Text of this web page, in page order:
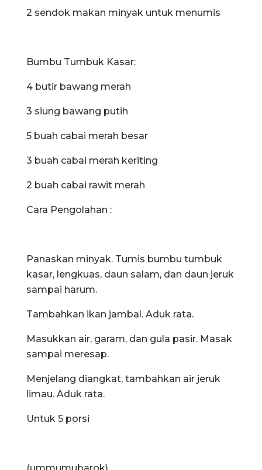
2 sendok makan minyak untuk menumis
Bumbu Tumbuk Kasar:
4 butir bawang merah
3 siung bawang putih
5 buah cabai merah besar
3 buah cabai merah keriting
2 buah cabai rawit merah
Cara Pengolahan :
Panaskan minyak. Tumis bumbu tumbuk
kasar, lengkuas, daun salam, dan daun jeruk
sampai harum.
Tambahkan ikan jambal. Aduk rata.
Masukkan air, garam, dan gula pasir. Masak
sampai meresap.
Menjelang diangkat, tambahkan air jeruk
limau. Aduk rata.
Untuk 5 porsi